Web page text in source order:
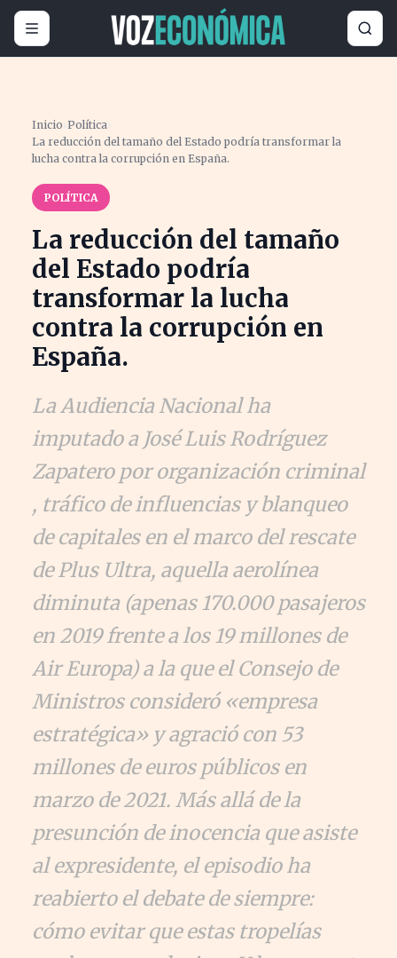
Inicio ›Política›
La reducción del tamaño del Estado podría transformar la
lucha contra la corrupción en España.
POLÍTICA
La reducción del tamaño
del Estado podría
transformar la lucha
contra la corrupción en
España.
La Audiencia Nacional ha
imputado a José Luis Rodríguez
Zapatero por organización criminal
, tráfico de influencias y blanqueo
de capitales en el marco del rescate
de Plus Ultra, aquella aerolínea
diminuta (apenas 170.000 pasajeros
en 2019 frente a los 19 millones de
Air Europa) a la que el Consejo de
Ministros consideró «empresa
estratégica» y agració con 53
millones de euros públicos en
marzo de 2021. Más allá de la
presunción de inocencia que asiste
al expresidente, el episodio ha
reabierto el debate de siempre:
cómo evitar que estas tropelías